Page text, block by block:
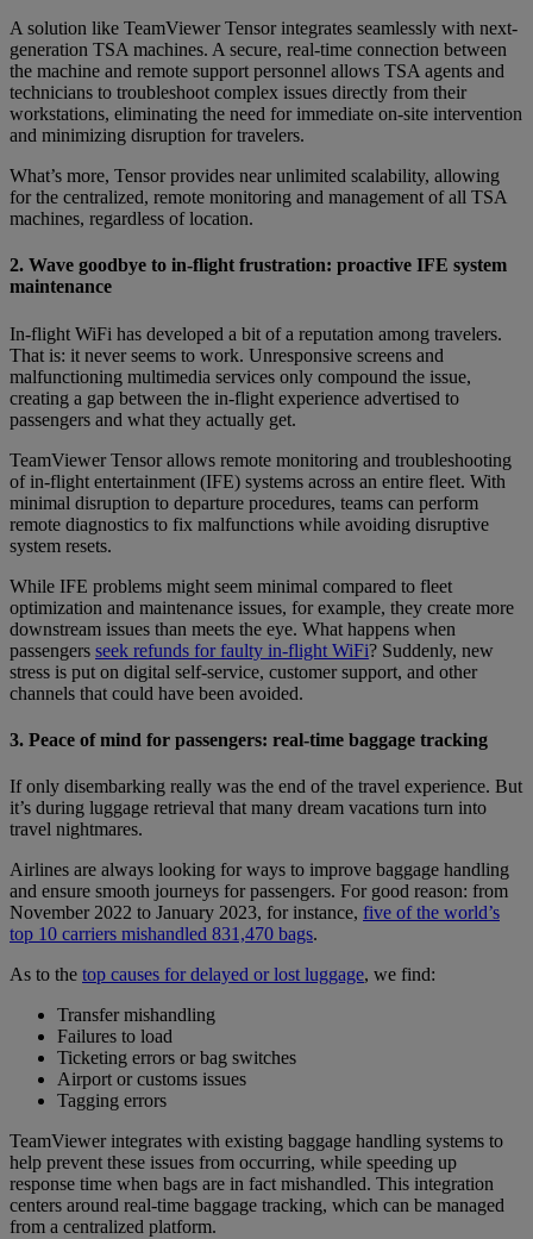
A solution like TeamViewer Tensor integrates seamlessly with next-
generation TSA machines. A secure, real-time connection between
the machine and remote support personnel allows TSA agents and
technicians to troubleshoot complex issues directly from their
workstations, eliminating the need for immediate on-site intervention
and minimizing disruption for travelers.
What’s more, Tensor provides near unlimited scalability, allowing
for the centralized, remote monitoring and management of all TSA
machines, regardless of location.
2. Wave goodbye to in-flight frustration: proactive IFE system
maintenance
In-flight WiFi has developed a bit of a reputation among travelers.
That is: it never seems to work. Unresponsive screens and
malfunctioning multimedia services only compound the issue,
creating a gap between the in-flight experience advertised to
passengers and what they actually get.
TeamViewer Tensor allows remote monitoring and troubleshooting
of in-flight entertainment (IFE) systems across an entire fleet. With
minimal disruption to departure procedures, teams can perform
remote diagnostics to fix malfunctions while avoiding disruptive
system resets.
While IFE problems might seem minimal compared to fleet
optimization and maintenance issues, for example, they create more
downstream issues than meets the eye. What happens when
passengers seek refunds for faulty in-flight WiFi? Suddenly, new
stress is put on digital self-service, customer support, and other
channels that could have been avoided.
3. Peace of mind for passengers: real-time baggage tracking
If only disembarking really was the end of the travel experience. But
it’s during luggage retrieval that many dream vacations turn into
travel nightmares.
Airlines are always looking for ways to improve baggage handling
and ensure smooth journeys for passengers. For good reason: from
November 2022 to January 2023, for instance, five of the world’s
top 10 carriers mishandled 831,470 bags.
As to the top causes for delayed or lost luggage, we find:
Transfer mishandling
Failures to load
Ticketing errors or bag switches
Airport or customs issues
Tagging errors
TeamViewer integrates with existing baggage handling systems to
help prevent these issues from occurring, while speeding up
response time when bags are in fact mishandled. This integration
centers around real-time baggage tracking, which can be managed
from a centralized platform.